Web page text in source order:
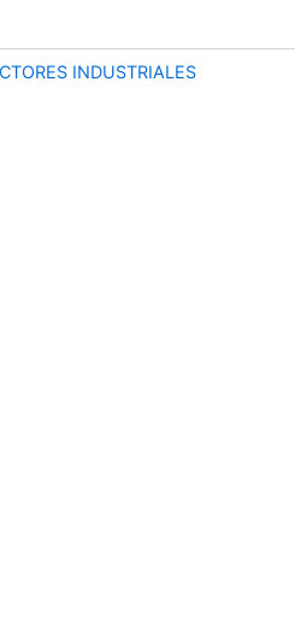
INDUSTRIALES